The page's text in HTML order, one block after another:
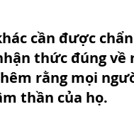
cần được chẩn
thức đúng về
rằng mọi
thần của họ.